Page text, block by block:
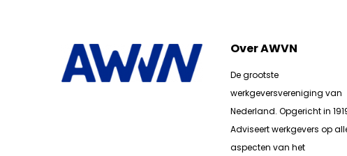
Over AWVN
De grootste
werkgeversvereniging van
Nederland. Opgericht in
Adviseert werkgevers op
aspecten van het